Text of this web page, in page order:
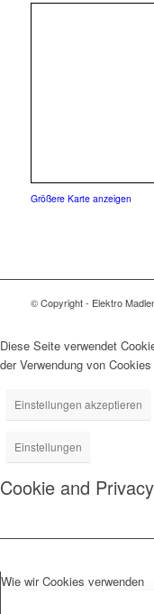
Größere Karte anzeigen
© Copyright - Elektro
Diese Seite verwendet
der Verwendung von
Einstellungen akzeptieren
Einstellungen
Cookie and
Wie wir Cookies verwenden